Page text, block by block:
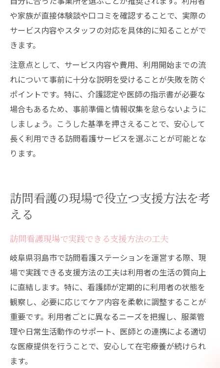
や家族が直接体験談や口コミを確認することで、実際の
サービス内容やスタッフの対応を具体的に知ることがで
きます。
注意点として、サービス内容や費用、利用開始までの流
れについて事前に十分な説明を受けることが失敗を防ぐ
ポイントです。特に、介護認定や医師の指示書が必要な
場合もあるため、事前準備と情報収集を怠らないように
しましょう。こうした基準を押さえることで、安心して
長く利用できる訪問看護サービスを選ぶことが可能とな
ります。
訪問看護の現場で役立つ支援方法を考
える
訪問看護現場で実践できる支援方法の工夫
岐阜県羽島市で訪問看護ステーションを運営する際、現
場で実践できる支援方法の工夫は利用者の生活の質向上
に直結します。特に、看護師が定期的に利用者の状態を
観察し、必要に応じてケア内容を柔軟に調整することが
重要です。利用者ごとに異なるニーズを把握し、服薬管
理や日常生活動作のサポート、医師との連携による適切
な医療提供を行うことで、安心して在宅療養が続けられ
ます。